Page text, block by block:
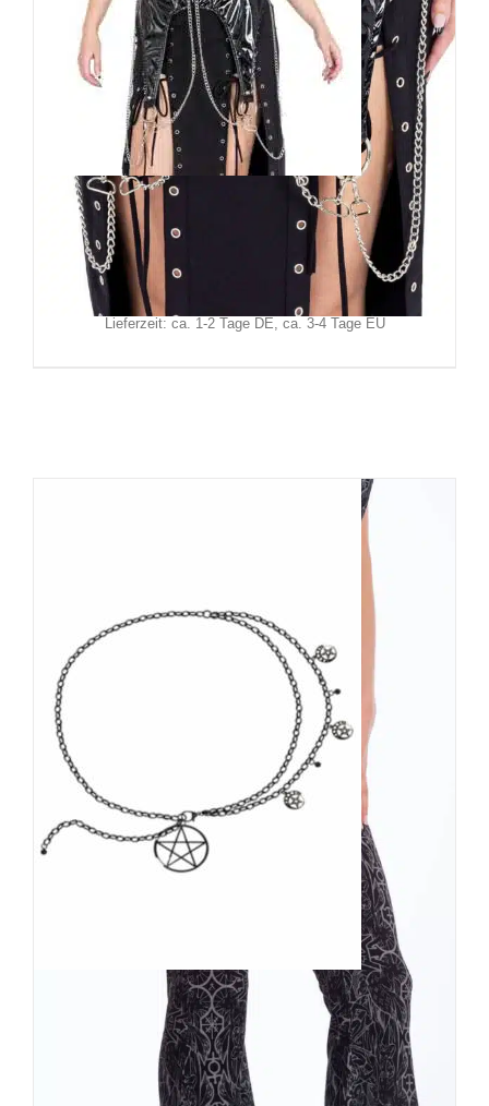
Heartless Lackgürtel Odette
Lieferzeit: ca. 1-2 Tage DE, ca. 3-4 Tage EU
Banned Gürtel Bright
Belladonna
24,90
Inkl. MwSt.